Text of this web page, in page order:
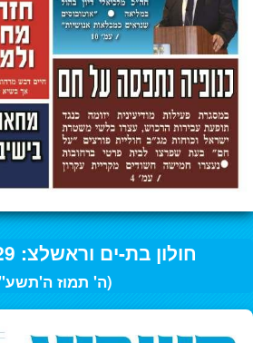
חולון בת-ים וראשלצ: 29 ליוני 2017
(ה' תמוז ה'תשע"ז)